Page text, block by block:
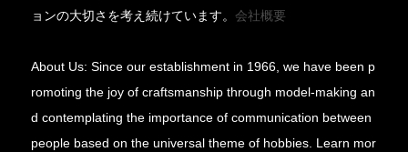
ョンの大切さを考え続けています。会社概要
About Us: Since our establishment in 1966, we have been p
romoting the joy of craftsmanship through model-making an
d contemplating the importance of communication between
people based on the universal theme of hobbies. Learn mor